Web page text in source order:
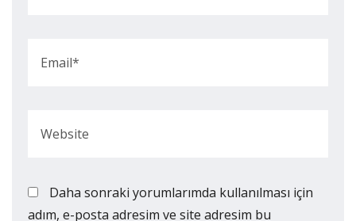
Daha sonraki yorumlarımda kullanılması için
adım, e-posta adresim ve site adresim bu